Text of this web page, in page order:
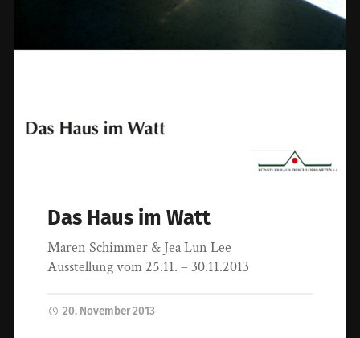
Das Haus im Watt
Maren Schimmer & Jea Lun Lee
Ausstellung vom 25.11. – 30.11.2013
20. November 2013